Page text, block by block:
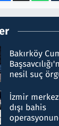
Bakırköy
nesil suç
hakkında
İzmir
dışı bahis